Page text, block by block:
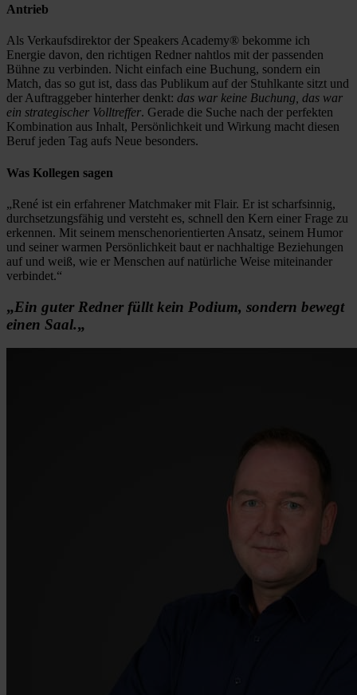
Antrieb
Als Verkaufsdirektor der Speakers Academy® bekomme ich
Energie davon, den richtigen Redner nahtlos mit der passenden
Bühne zu verbinden. Nicht einfach eine Buchung, sondern ein
Match, das so gut ist, dass das Publikum auf der Stuhlkante sitzt und
der Auftraggeber hinterher denkt: das war keine Buchung, das war
ein strategischer Volltreffer. Gerade die Suche nach der perfekten
Kombination aus Inhalt, Persönlichkeit und Wirkung macht diesen
Beruf jeden Tag aufs Neue besonders.
Was Kollegen sagen
„René ist ein erfahrener Matchmaker mit Flair. Er ist scharfsinnig,
durchsetzungsfähig und versteht es, schnell den Kern einer Frage zu
erkennen. Mit seinem menschenorientierten Ansatz, seinem Humor
und seiner warmen Persönlichkeit baut er nachhaltige Beziehungen
auf und weiß, wie er Menschen auf natürliche Weise miteinander
verbindet.“
„Ein guter Redner füllt kein Podium, sondern bewegt
einen Saal.„